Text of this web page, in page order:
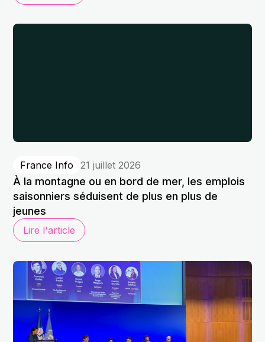
France Info 21 juillet 2026
À la montagne ou en bord de mer, les emplois
saisonniers séduisent de plus en plus de
jeunes
Lire l'article